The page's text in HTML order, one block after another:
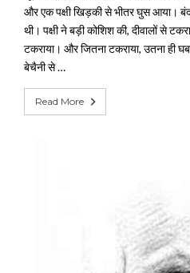
और एक पक्षी खिड़की से भीतर घुस आया।
थी। पक्षी ने बड़ी कोशिश की, दीवालों से
टकराया। और जितना टकराया, उतना ही
बेचैनी से …
Read More